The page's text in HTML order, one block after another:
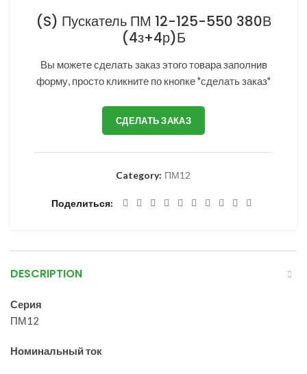
(S) Пускатель ПМ 12-125-550 380В
(4з+4р)Б
Вы можете сделать заказ этого товара заполнив
форму, просто кликните по кнопке "сделать заказ"
СДЕЛАТЬ ЗАКАЗ
Category: ПМ12
Поделиться
DESCRIPTION
Серия
ПМ12
Номинальный ток